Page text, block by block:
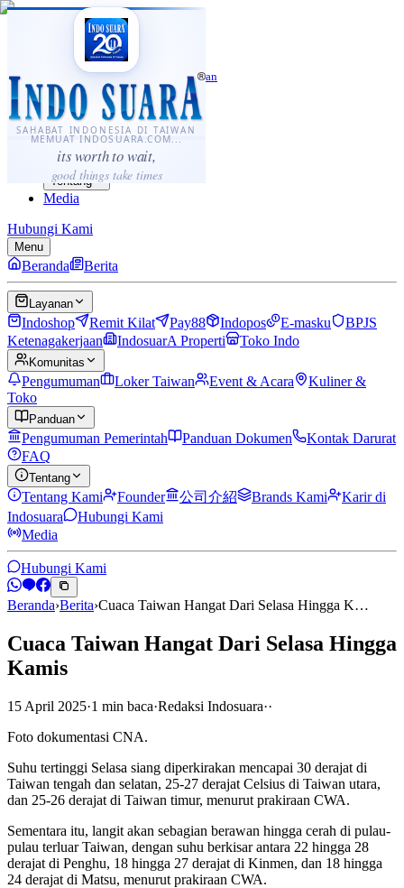
SAHABAT INDONESIA DI TAIWAN
MEMUAT INDOSUARA.COM...
its worth to wait,
good things take times
·...
⌘K
Sahabat Indonesia di Taiwan
Berita
Layanan
Komunitas
Panduan
Tentang
Media
Hubungi Kami
Menu
Beranda Berita
Layanan
Indoshop Remit Kilat Pay88 Indopos E-masku
BPJS
Ketenagakerjaan
IndosuarA Properti Toko Indo
Komunitas
Pengumuman Loker Taiwan Event & Acara
Kuliner &
Toko
Panduan
Pengumuman Pemerintah Panduan Dokumen
Kontak Darurat
FAQ
Tentang
Tentang Kami Founder 公司介紹 Brands Kami
Karir di
Indosuara
Hubungi Kami
Media
Hubungi Kami
Beranda›Berita›Cuaca Taiwan Hangat Dari Selasa Hingga K…
Cuaca Taiwan Hangat Dari Selasa Hingga
Kamis
15 April 2025·1 min baca·Redaksi Indosuara··
Foto dokumentasi CNA.
Suhu tertinggi Selasa siang diperkirakan mencapai 30 derajat di
Taiwan tengah dan selatan, 25-27 derajat Celsius di Taiwan utara,
dan 25-26 derajat di Taiwan timur, menurut prakiraan CWA.
Sementara itu, langit akan sebagian berawan hingga cerah di pulau-
pulau terluar Taiwan, dengan suhu berkisar antara 22 hingga 28
derajat di Penghu, 18 hingga 27 derajat di Kinmen, dan 18 hingga
24 derajat di Matsu, menurut prakiraan CWA.